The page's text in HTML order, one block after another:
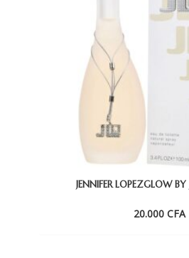
JENNIFER LOPEZGLOW BY
20.000 CFA